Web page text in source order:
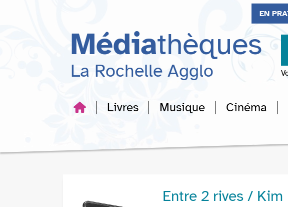
recherche
EN
Médiathèques
La Rochelle Agglo
Livres Musique Cinéma
Entre 2 rives /